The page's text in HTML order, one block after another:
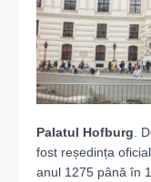
Palatul Hofburg.
fost reședința
anul 1275 până în